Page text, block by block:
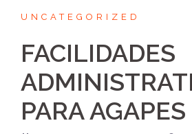
UNCATEGORIZED
FACILIDADES
PARA AGAPES